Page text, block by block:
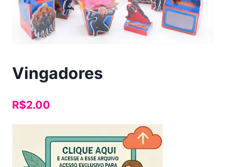
Vingadores
R$2.00